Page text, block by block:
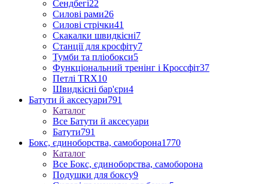
Сендбегі22
Силові рами26
Силові стрічки41
Скакалки швидкісні7
Станції для кросфіту7
Тумби та пліобокси5
Функціональний тренінг і Кроссфіт37
Петлі TRX10
Швидкісні бар'єри4
Батути й аксесуари791
Каталог
Все Батути й аксесуари
Батути791
Бокс, єдиноборства, самоборона1770
Каталог
Все Бокс, єдиноборства, самоборона
Подушки для боксу9